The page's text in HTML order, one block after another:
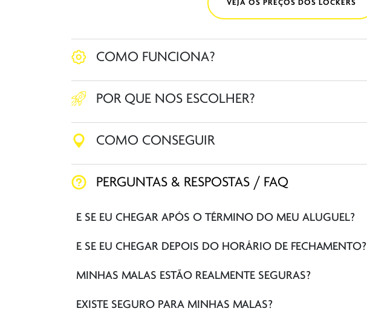
VEJA OS PREÇOS DOS LOCKERS
COMO FUNCIONA?
POR QUE NOS ESCOLHER?
COMO CONSEGUIR
PERGUNTAS & RESPOSTAS / FAQ
E SE EU CHEGAR APÓS O TÉRMINO DO MEU ALUGUEL?
E SE EU CHEGAR DEPOIS DO HORÁRIO DE FECHAMENTO?
MINHAS MALAS ESTÃO REALMENTE SEGURAS?
EXISTE SEGURO PARA MINHAS MALAS?